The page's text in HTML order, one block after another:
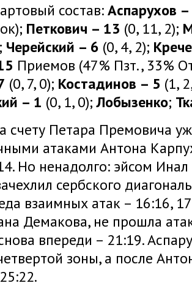
состав:Аспарухов
Петкович – 13 (0, 11, 2);
Черейский – 6 (0, 4, 2);
Приемов (47% Пзт., 33%
(0, 7, 0); Костадинов – 5 (1,
– 1 (0, 1, 0);Лобызенко;
счету Петара Премовича
атаками Антона
Но ненадолго: эйсом Инал
сербского
взаимных атак – 16:16,
Демакова, не прошла
впереди – 21:19.
зоны, а после